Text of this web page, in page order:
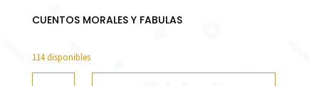
CUENTOS MORALES Y FABULAS
114 disponibles